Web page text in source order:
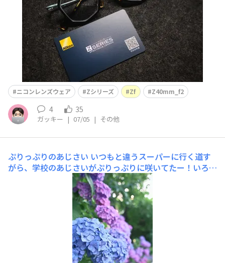
ニコンレンズウェア Zシリーズ Zf Z40mm_f2
4 35
ガッキー | 07/05 | その他
ぷりっぷりのあじさい いつもと違うスーパーに行く道す
がら、学校のあじさいがぷりっぷりに咲いてたー！いろん
な被写体があるとイメージングレシピ作りが捗る！カメラ
背負っていってよかった。シャッターチャンスは突然に...